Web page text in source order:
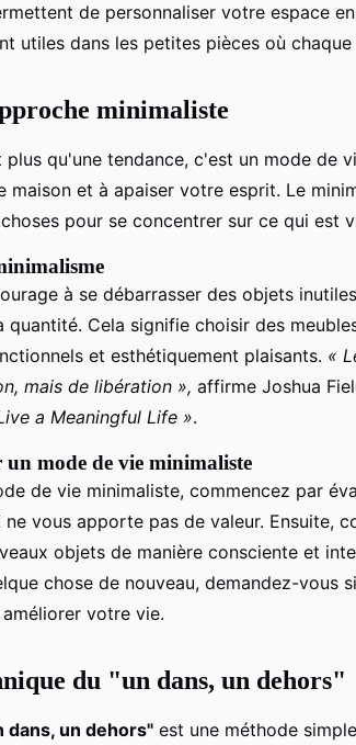
de personnaliser votre espace
utiles dans les petites pièces où
minimaliste
plus qu'une tendance, c'est un mode de
maison et à apaiser votre esprit. Le
pour se concentrer sur ce qui est
à se débarrasser des objets
quantité. Cela signifie choisir des
et esthétiquement plaisants. «
mais de libération », affirme Joshua
a Meaningful Life ».
mode de vie minimaliste
de vie minimaliste, commencez par
vous apporte pas de valeur. Ensuite,
objets de manière consciente et
chose de nouveau, demandez-vous
votre vie.
du "un dans, un dehors"
dans, un dehors" est une méthode